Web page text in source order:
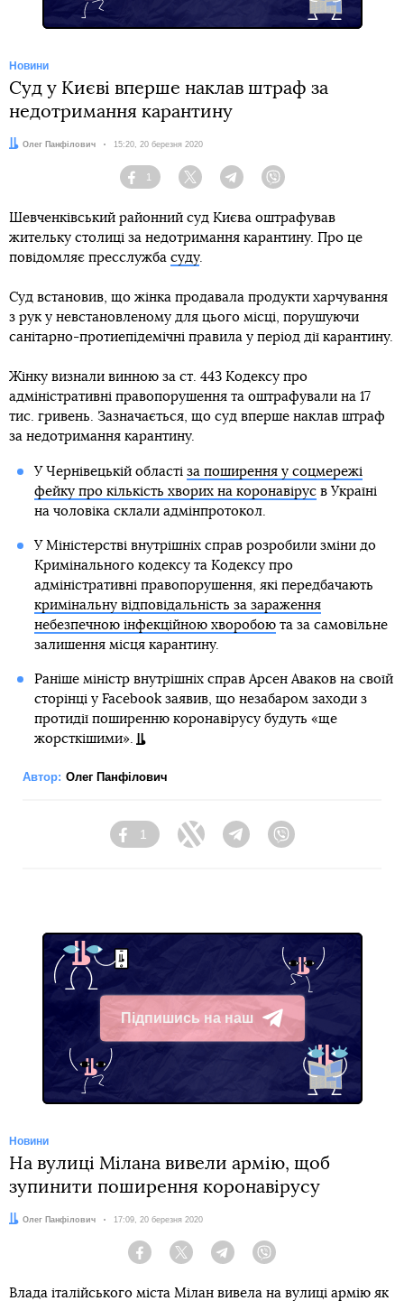
Новини
Суд у Києві вперше наклав штраф за
недотримання карантину
Автор:
Олег Панфілович Дата:
15:20, 20 березня 2020
Facebook
1
Twitter TelegramViber
Шевченківський районний суд Києва оштрафував
жительку столиці за недотримання карантину. Про це
повідомляє пресслужба суду.
Суд встановив, що жінка продавала продукти харчування
з рук у невстановленому для цього місці, порушуючи
санітарно-протиепідемічні правила у період дії карантину.
Жінку визнали винною за ст. 443 Кодексу про
адміністративні правопорушення та оштрафували на 17
тис. гривень. Зазначається, що суд вперше наклав штраф
за недотримання карантину.
У Чернівецькій області за поширення у соцмережі
фейку про кількість хворих на коронавірусв Україні
на чоловіка склали адмінпротокол.
У Міністерстві внутрішніх справ розробили зміни до
Кримінального кодексу та Кодексу про
адміністративні правопорушення, які передбачають
кримінальну відповідальність за зараження
небезпечною інфекційною хворобоюта за самовільне
залишення місця карантину.
Раніше міністр внутрішніх справ Арсен Аваков на своїй
сторінці у Facebook заявив, що незабаром заходи з
протидії поширенню коронавірусу будуть «ще
жорсткішими».
Автор: Олег Панфілович
Facebook
1
Twitter TelegramViber
Підпишись на наш
Telegram
Новини
На вулиці Мілана вивели армію, щоб
зупинити поширення коронавірусу
Автор:
Олег Панфілович Дата:
17:09, 20 березня 2020
Facebook Twitter Telegram
Влада італійського міста Мілан вивела на вулиці армію як